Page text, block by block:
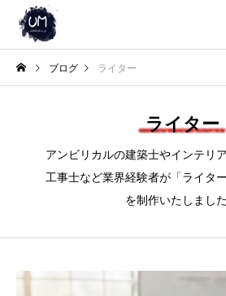
ブログ ライター
ライター
アンビリカルの建築士やインテリ
工事士など業界経験者が「ライタ
を制作いたしました